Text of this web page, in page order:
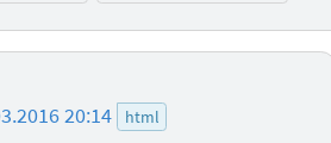
20:14
html